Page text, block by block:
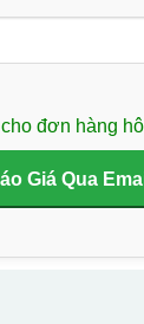
đơn hàng
Giá Qua